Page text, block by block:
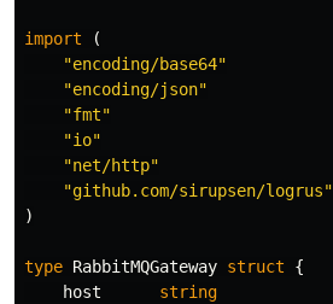
import
(
"encoding/base64"
"encoding/json"
"fmt"
"io"
"net/http"
"github.com/sirupsen/logrus"
)
type RabbitMQGateway struct
{
host
string